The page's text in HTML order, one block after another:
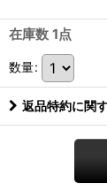
在庫数 1点
数量:
返品特約に関